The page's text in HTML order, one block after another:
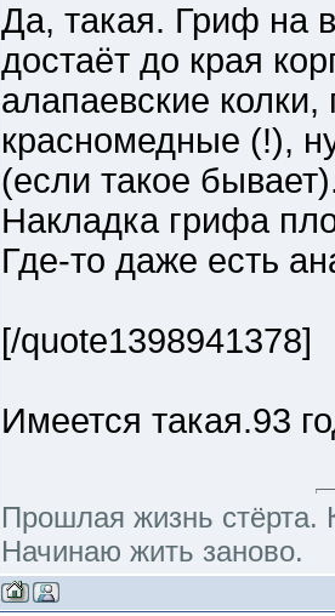
Да, такая. Гриф на
достаёт до края
алапаевские
красномедные (!),
(если такое
Накладка грифа
Где-то даже есть
[/quote1398941378]
Имеется такая.93
Прошлая жизнь стёрта.
Начинаю жить заново.